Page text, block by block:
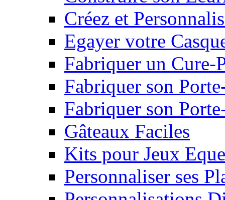
Créez et
Egayer votre
Fabriquer un Cure-
Fabriquer son
Fabriquer son
Gâteaux Faciles
Kits pour Jeux
Personnaliser ses